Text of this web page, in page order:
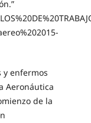
y enfermos
Aeronáutica
de la